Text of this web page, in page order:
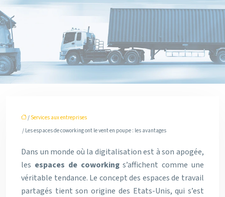
/ Services aux entreprises
/ Les espaces de coworking ont le vent en poupe : les avantages
Dans un monde où la digitalisation est à son apogée,
les espaces de coworkings’affichent comme une
véritable tendance. Le concept des espaces de travail
partagés tient son origine des Etats-Unis, qui s’est